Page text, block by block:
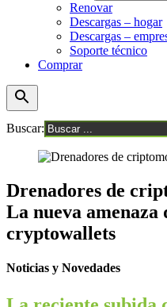
Renovar
Descargas – hogar
Descargas –
Soporte técnico
Comprar
Buscar:
Drenadores de
La nueva amenaza
cryptowallets
Noticias y Novedades